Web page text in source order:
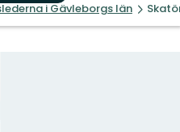
i Gävleborgs län